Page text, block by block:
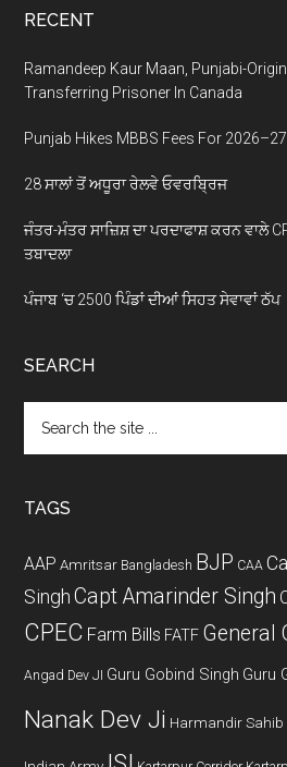
RECENT
Ramandeep Kaur Maan, Punjabi-
Transferring Prisoner In Canada
Punjab Hikes MBBS Fees For
28 ਸਾਲਾਂ ਤੋਂ ਅਧੂਰਾ ਰੇਲਵੇ ਓਵਰਬ੍ਰਿਜ
ਜੰਤਰ-ਮੰਤਰ ਸਾਜ਼ਿਸ਼ ਦਾ ਪਰਦਾਫਾਸ਼ ਕਰਨ ਵਾਲੇ
ਤਬਾਦਲਾ
ਪੰਜਾਬ ‘ਚ 2500 ਪਿੰਡਾਂ ਦੀਆਂ ਸਿਹਤ ਸੇਵਾਵਾਂ ਠੱਪ
SEARCH
the
TAGS
AAP Amritsar Bangladesh BJP CAA
Singh Capt Amarinder Singh
CPEC Farm Bills FATF General
Angad Dev JI Guru Gobind Singh Guru
Nanak Dev Ji Harmandir Sahib